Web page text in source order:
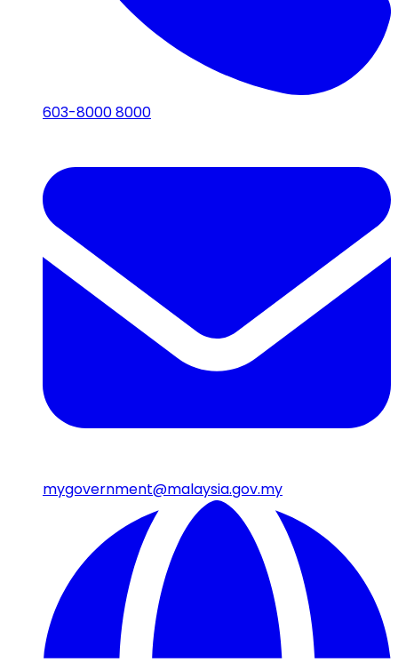
603-8000 8000
mygovernment@malaysia.gov.my